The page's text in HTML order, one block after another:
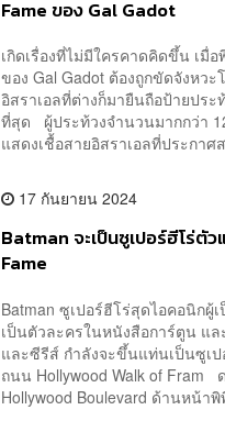
Fame ของ Gal Gadot
เกิดเรื่องที่ไม่มีใครคาดคิดขึ้น เมื่
ของ Gal Gadot ต้องถูกขัดจังห
อิสราเอลที่ต่างก็มายืนถือป้ายปร
ที่สุด ผู้ประท้วงจำนวนมากกว่า
แสดงเชื้อสายอิสราเอลที่ประกา
17 กันยายน 2024
Batman จะเป็นซูเปอร์ฮีโร่
Fame
Batman ซูเปอร์ฮีโร่สุดไอคอนิก
เป็นตัวละครในหนังสือการ์ตูน แ
และซีรีส์ กำลังจะขึ้นแท่นเป็นซูเ
ถนน Hollywood Walk of Fram
Hollywood Boulevard ด้านหน้า